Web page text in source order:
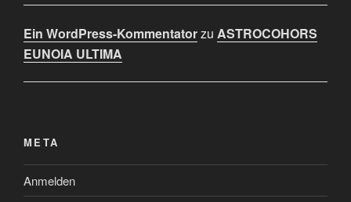
Ein WordPress-Kommentatorzu ASTROCOHORS
EUNOIA ULTIMA
META
Anmelden